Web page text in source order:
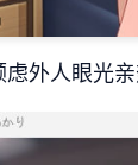
外人眼光亲